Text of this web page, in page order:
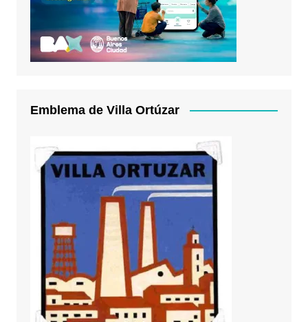
Emblema de Villa Ortúzar